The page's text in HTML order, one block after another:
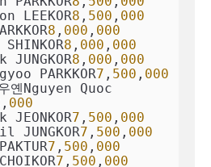
LEEKOR8 , 500 , 000
8 , 000 , 000
8 , 000 , 000
JUNGKOR8 , 000 , 000
PARKKOR7 , 500 , 000
옌Nguyen Quoc
, 000
JEONKOR7 , 500 , 000
JUNGKOR7 , 500 , 000
7 , 500 , 000
7 , 500 , 000